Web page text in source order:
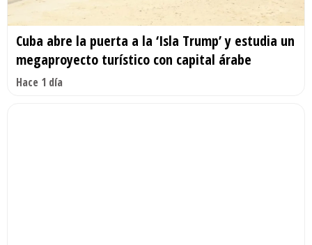
Cuba abre la puerta a la ‘Isla Trump’ y estudia un
megaproyecto turístico con capital árabe
Hace 1 día